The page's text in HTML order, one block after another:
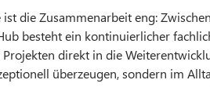
die Zusammenarbeit eng:
besteht ein kontinuierlicher
Projekten direkt in die
überzeugen, sondern im